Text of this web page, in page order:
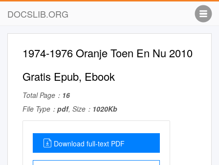
DOCSLIB.ORG
1974-1976 Oranje Toen En Nu 2010
Gratis Epub, Ebook
Total Page： 16
File Type： pdf, Size： 1020Kb
Download full-text PDF